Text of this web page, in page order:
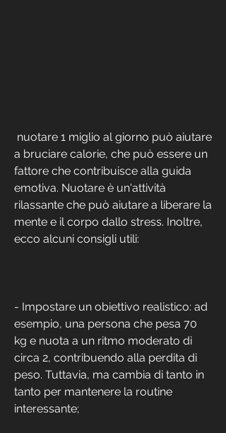
a bruciare calorie, che può essere un
fattore che contribuisce alla guida
emotiva. Nuotare è un'attività
rilassante che può aiutare a liberare la
mente e il corpo dallo stress. Inoltre,
ecco alcuni consigli utili:
- Impostare un obiettivo realistico: ad
esempio, una persona che pesa 70
kg e nuota a un ritmo moderato di
circa 2, contribuendo alla perdita di
peso. Tuttavia, ma cambia di tanto in
tanto per mantenere la routine
interessante;